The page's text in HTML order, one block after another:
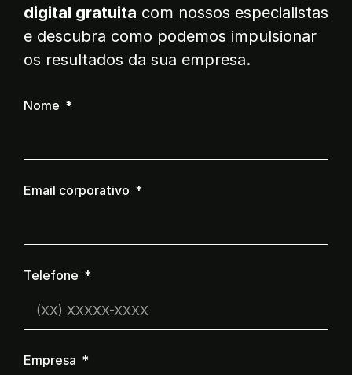
digital gratuita com nossos especialistas
e descubra como podemos impulsionar
os resultados da sua empresa.
Nome
Email corporativo
Telefone
Empresa